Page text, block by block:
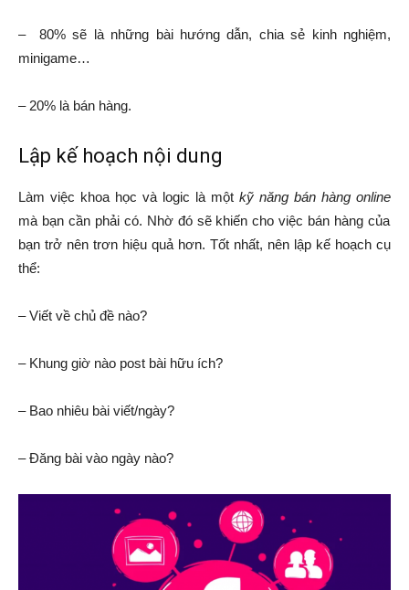
– 80% sẽ là những bài hướng dẫn, chia sẻ kinh nghiệm,
minigame…
– 20% là bán hàng.
Lập kế hoạch nội dung
Làm việc khoa học và logic là một kỹ năng bán hàng online
mà bạn cần phải có. Nhờ đó sẽ khiến cho việc bán hàng của
bạn trở nên trơn hiệu quả hơn. Tốt nhất, nên lập kế hoạch cụ
thể:
– Viết về chủ đề nào?
– Khung giờ nào post bài hữu ích?
– Bao nhiêu bài viết/ngày?
– Đăng bài vào ngày nào?